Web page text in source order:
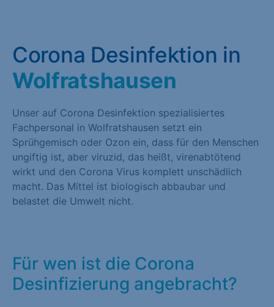
Corona Desinfektion in
Wolfratshausen
Unser auf Corona Desinfektion spezialisiertes
Fachpersonal in Wolfratshausen setzt ein
Sprühgemisch oder Ozon ein, dass für den Menschen
ungiftig ist, aber viruzid, das heißt, virenabtötend
wirkt und den Corona Virus komplett unschädlich
macht. Das Mittel ist biologisch abbaubar und
belastet die Umwelt nicht.
Für wen ist die Corona
Desinfizierung angebracht?